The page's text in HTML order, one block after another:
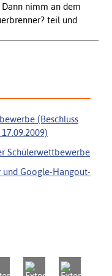
nimm an dem
teil und
(Beschluss
Schülerwettbewerbe
Google-Hangout-